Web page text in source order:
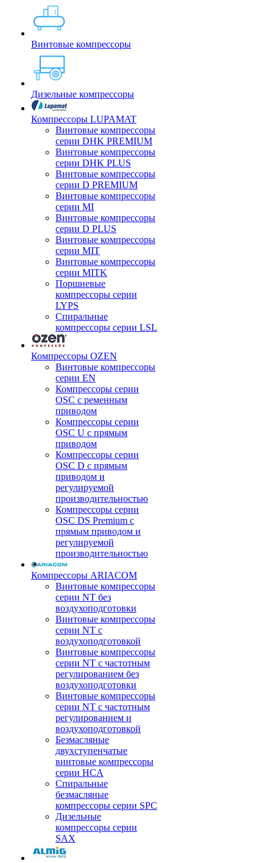
Винтовые компрессоры
Дизельные компрессоры
Компрессоры LUPAMAT
Винтовые компрессоры
серии DHK PREMIUM
Винтовые компрессоры
серии DHK PLUS
Винтовые компрессоры
серии D PREMIUM
Винтовые компрессоры
серии MI
Винтовые компрессоры
серии D PLUS
Винтовые компрессоры
серии MIT
Винтовые компрессоры
серии MITK
Поршневые
компрессоры серии
LYPS
Спиральные
компрессоры серии LSL
Компрессоры OZEN
Винтовые компрессоры
серии EN
Компрессоры серии
OSC с ременным
приводом
Компрессоры серии
OSC U с прямым
приводом
Компрессоры серии
OSC D с прямым
приводом и
регулируемой
производительностью
Компрессоры серии
OSC DS Premium с
прямым приводом и
регулируемой
производительностью
Компрессоры ARIACOM
Винтовые компрессоры
серии NT без
воздухоподготовки
Винтовые компрессоры
серии NT c
воздухоподготовкой
Винтовые компрессоры
серии NT с частотным
регулированием без
воздухоподготовки
Винтовые компрессоры
серии NT с частотным
регулированием и
воздухоподготовкой
Безмасляные
двухступенчатые
винтовые компрессоры
серии HCA
Спиральные
безмасляные
компрессоры серии SPC
Дизельные
компрессоры серии
SAX